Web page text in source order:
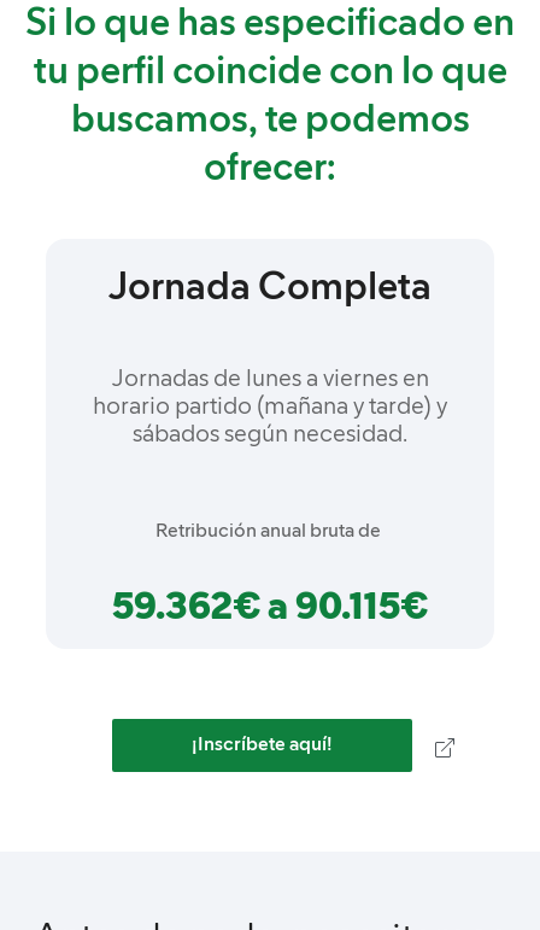
Si lo que has especificado en
tu perfil coincide con lo que
buscamos, te podemos
ofrecer:
Jornada Completa
Jornadas de lunes a viernes en
horario partido (mañana y tarde) y
sábados según necesidad.
Retribución anual bruta de
59.362€ a 90.115€
¡Inscríbete aquí!